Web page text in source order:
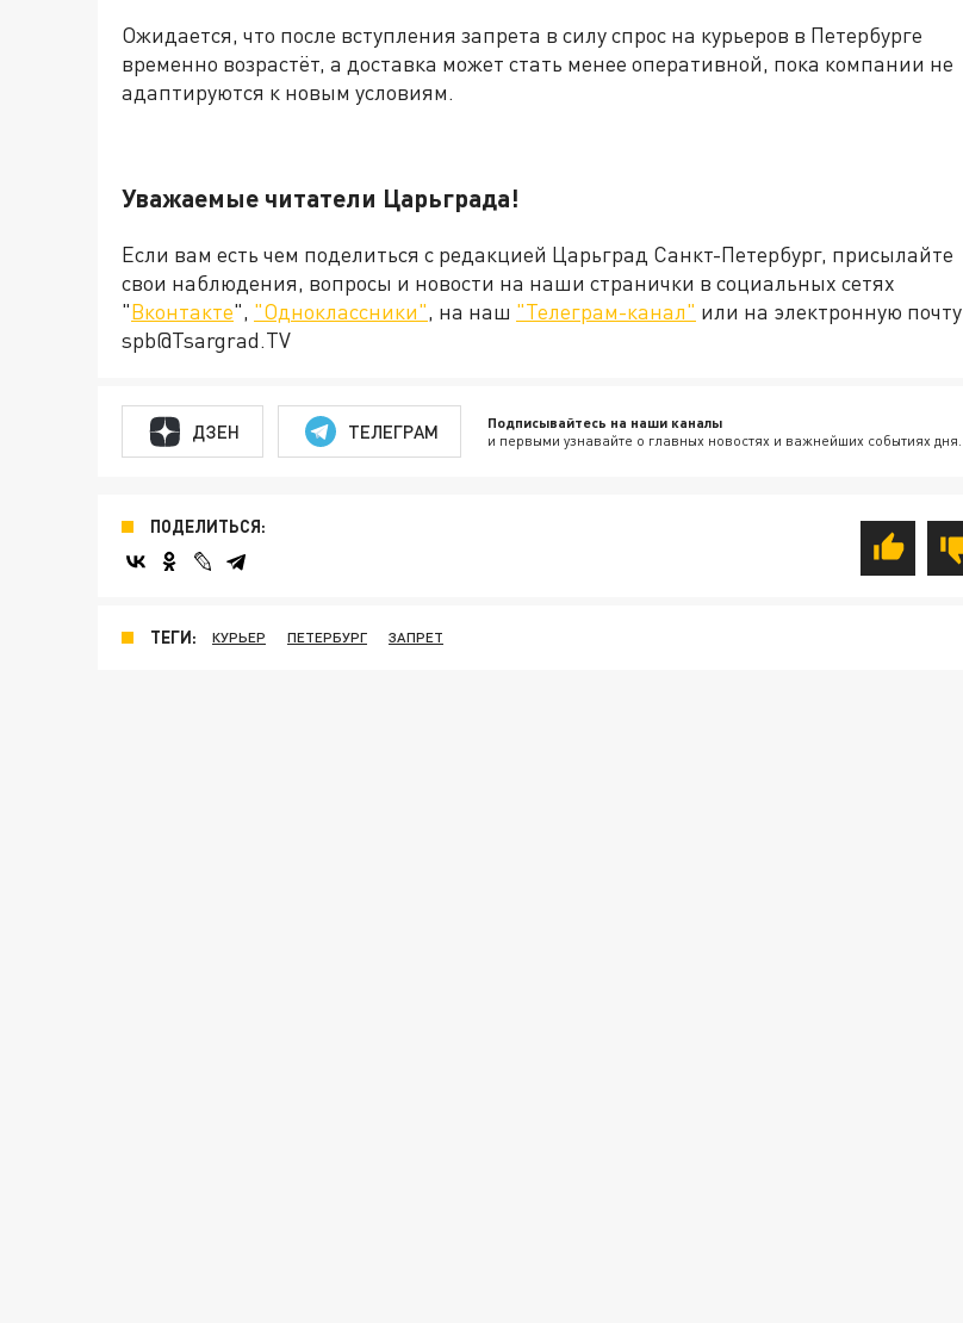
Ожидается, что после вступления запрета в силу спрос на курьеров в Петербурге
временно возрастёт, а доставка может стать менее оперативной, пока компании не
адаптируются к новым условиям.
Уважаемые читатели Царьграда!
Если вам есть чем поделиться с редакцией Царьград Санкт-Петербург, присылайте
свои наблюдения, вопросы и новости на наши странички в социальных сетях
"Вконтакте", "Одноклассники", на наш "Телеграм-канал" или на электронную почту
spb@Tsargrad.TV
ДЗЕН ТЕЛЕГРАМ Подписывайтесь на наши каналы
и первыми узнавайте о главных новостях и важнейших событиях дня.
ПОДЕЛИТЬСЯ:
ТЕГИ: КУРЬЕР ПЕТЕРБУРГ ЗАПРЕТ